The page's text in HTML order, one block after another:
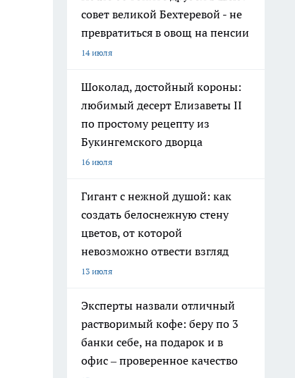
совет великой Бехтеревой - не
превратиться в овощ на пенсии
14 июля
Шоколад, достойный короны:
любимый десерт Елизаветы II
по простому рецепту из
Букингемского дворца
16 июля
Гигант с нежной душой: как
создать белоснежную стену
цветов, от которой
невозможно отвести взгляд
13 июля
Эксперты назвали отличный
растворимый кофе: беру по 3
банки себе, на подарок и в
офис – проверенное качество